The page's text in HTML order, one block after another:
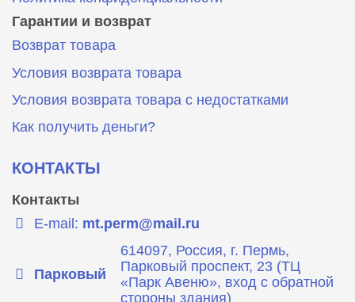
Гарантии и возврат
Возврат товара
Условия возврата товара
Условия возврата товара с недостатками
Как получить деньги?
КОНТАКТЫ
Контакты
E-mail: mt.perm@mail.ru
Парковый
614097, Россия, г. Пермь,
Парковый проспект, 23 (ТЦ
«Парк Авеню», вход с обратной
стороны здания)